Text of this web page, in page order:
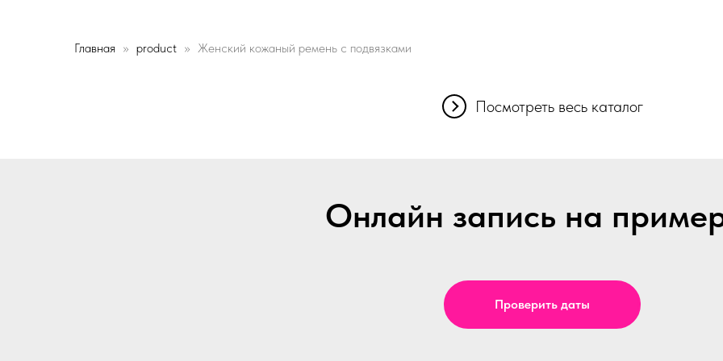
Главная product Женский кожаный ремень с подвязками
Посмотреть весь каталог
Онлайн запись на
Проверить даты